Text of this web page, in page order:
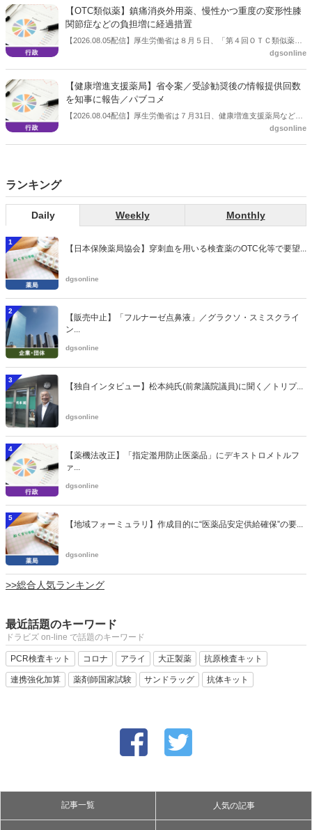
【OTC類似薬】鎮痛消炎外用薬、慢性かつ重度の変形性膝
関節症などの負担増に経過措置
【2026.08.05配信】厚生労働省は８月５日、「第４回ＯＴＣ類似薬の
保険給付の見直しの実施に向けた技術的検討会」を開催。「中間とり
会等に報告し、令和８年秋頃を目途に結論を得る予定。
dgsonline
【健康増進支援薬局】省令案／受診勧奨後の情報提供回数
を知事に報告／パブコメ
【2026.08.04配信】厚生労働省は７月31日、健康増進支援薬局などに
関する省令案を示し、パブコメを開始した。受診勧奨を行った後に、
dgsonline
ランキング
Daily Weekly Monthly
1
【日本保険薬局協会】穿刺血を用いる検査薬のOTC化等で要望...
dgsonline
2
【販売中止】「フルナーゼ点鼻液」／グラクソ・スミスクライ
ン...
dgsonline
3
【独自インタビュー】松本純氏(前衆議院議員)に聞く／トリプ...
dgsonline
4
【薬機法改正】「指定濫用防止医薬品」にデキストロメトルフ
ァ...
dgsonline
5
【地域フォーミュラリ】作成目的に“医薬品安定供給確保”の要...
dgsonline
>>総合人気ランキング
最近話題のキーワード
ドラビズ on-line で話題のキーワード
PCR検査キット コロナ アライ 大正製薬 抗原検査キット
連携強化加算 薬剤師国家試験 サンドラッグ 抗体キット
記事一覧 人気の記事